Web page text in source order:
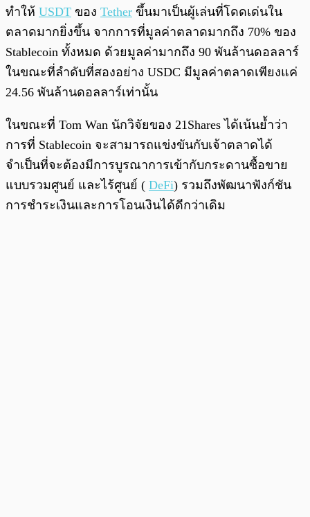
ทำให้ USDT ของ Tether ขึ้นมาเป็นผู้เล่นที่โดดเด่นใน
ตลาดมากยิ่งขึ้น จากการที่มูลค่าตลาดมากถึง 70% ของ
Stablecoin ทั้งหมด ด้วยมูลค่ามากถึง 90 พันล้านดอลลาร์
ในขณะที่ลำดับที่สองอย่าง USDC มีมูลค่าตลาดเพียงแค่
24.56 พันล้านดอลลาร์เท่านั้น
ในขณะที่ Tom Wan นักวิจัยของ 21Shares ได้เน้นย้ำว่า
การที่ Stablecoin จะสามารถแข่งขันกับเจ้าตลาดได้
จำเป็นที่จะต้องมีการบูรณาการเข้ากับกระดานซื้อขาย
แบบรวมศูนย์ และไร้ศูนย์ ( DeFi) รวมถึงพัฒนาฟังก์ชัน
การชำระเงินและการโอนเงินได้ดีกว่าเดิม